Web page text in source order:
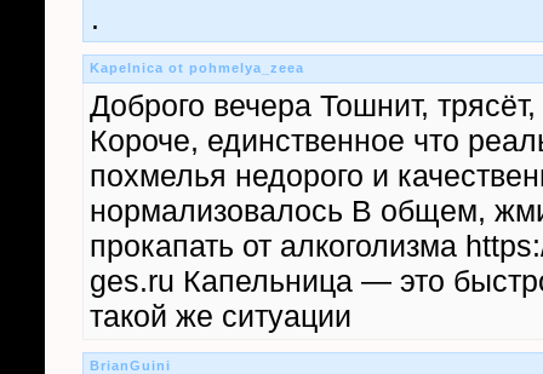
.
Kapelnica ot pohmelya_zeea
Доброго вечера Тошнит,
Короче, единственное что
похмелья недорого и
нормализовалось В общем,
прокапать от алкоголизма
ges.ru Капельница — это
такой же ситуации
BrianGuini